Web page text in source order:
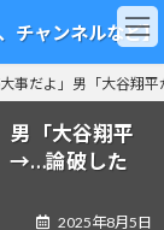
チャンネルなど】
大事だよ」男「大谷翔
男「大谷翔平
→…論破した
2025年8月5日